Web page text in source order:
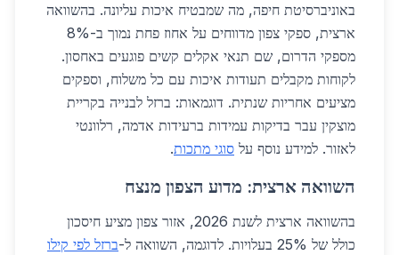
באוניברסיטת חיפה, מה שמבטיח איכות עליונה. בהשוואה
ארצית, ספקי צפון מדווחים על אחוז פחת נמוך ב-8%
מספקי הדרום, שם תנאי אקלים קשים פוגעים באחסון.
לקוחות מקבלים תעודות איכות עם כל משלוח, וספקים
מציעים אחריות שנתית. דוגמאות: ברזל לבנייה בקריית
מוצקין עבר בדיקות עמידות ברעידות אדמה, רלוונטי
לאזור. למידע נוסף על סוגי מתכות.
השוואה ארצית: מדוע הצפון מנצח
בהשוואה ארצית לשנת 2026, אזור צפון מציע חיסכון
כולל של 25% בעלויות. לדוגמה, השוואה ל-
ברזל לפי קילו